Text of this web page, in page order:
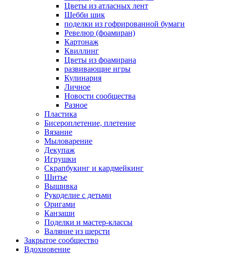
Цветы из атласных лент
Шебби шик
поделки из гофрированной бумаги
Ревелюр (фоамиран)
Картонаж
Квиллинг
Цветы из фоамирана
развивающие игры
Кулинария
Личное
Новости сообщества
Разное
Пластика
Бисероплетение, плетение
Вязание
Мыловарение
Декупаж
Игрушки
Скрапбукинг и кардмейкинг
Шитье
Вышивка
Рукоделие с детьми
Оригами
Канзаши
Поделки и мастер-классы
Валяние из шерсти
Закрытое сообщество
Вдохновение